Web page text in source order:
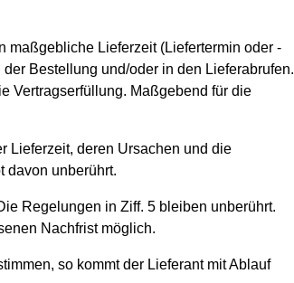
maßgebliche Lieferzeit (Liefertermin oder -
Bestellung und/oder in den Lieferabrufen.
Vertragserfüllung. Maßgebend für die
Lieferzeit, deren Ursachen und die
davon unberührt.
Regelungen in Ziff. 5 bleiben unberührt.
Nachfrist möglich.
so kommt der Lieferant mit Ablauf